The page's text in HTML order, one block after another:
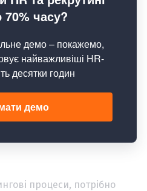
шаблонів і форм, що
review.
і читають новини
процеси, потрібно